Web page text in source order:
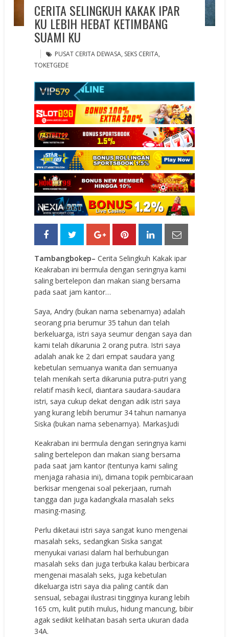
CERITA SELINGKUH KAKAK IPAR
KU LEBIH HEBAT KETIMBANG
SUAMI KU
PUSAT CERITA DEWASA, SEKS CERITA,
TOKETGEDE
Tambangbokep–Cerita Selingkuh Kakak ipar
Keakraban ini bermula dengan seringnya kami
saling bertelepon dan makan siang bersama
pada saat jam kantor…
Saya, Andry (bukan nama sebenarnya) adalah
seorang pria berumur 35 tahun dan telah
berkeluarga, istri saya seumur dengan saya dan
kami telah dikarunia 2 orang putra. Istri saya
adalah anak ke 2 dari empat saudara yang
kebetulan semuanya wanita dan semuanya
telah menikah serta dikarunia putra-putri yang
relatif masih kecil, diantara saudara-saudara
istri, saya cukup dekat dengan adik istri saya
yang kurang lebih berumur 34 tahun namanya
Siska (bukan nama sebenarnya). MarkasJudi
Keakraban ini bermula dengan seringnya kami
saling bertelepon dan makan siang bersama
pada saat jam kantor (tentunya kami saling
menjaga rahasia ini), dimana topik pembicaraan
berkisar mengenai soal pekerjaan, rumah
tangga dan juga kadangkala masalah seks
masing-masing.
Perlu diketaui istri saya sangat kuno mengenai
masalah seks, sedangkan Siska sangat
menyukai variasi dalam hal berhubungan
masalah seks dan juga terbuka kalau berbicara
mengenai masalah seks, juga kebetulan
dikeluarga istri saya dia paling cantik dan
sensual, sebagai ilustrasi tingginya kurang lebih
165 cm, kulit putih mulus, hidung mancung, bibir
agak sedikit kelihatan basah serta ukuran dada
34A.